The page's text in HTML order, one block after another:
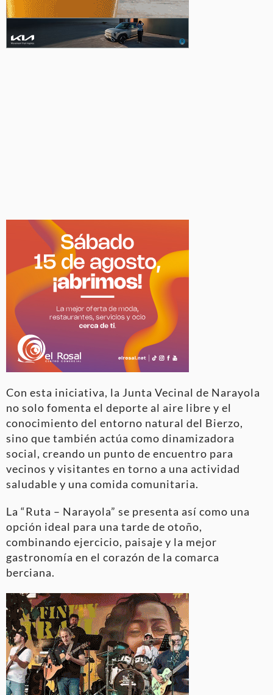
Con esta iniciativa, la Junta Vecinal de Narayola
no solo fomenta el deporte al aire libre y el
conocimiento del entorno natural del Bierzo,
sino que también actúa como dinamizadora
social, creando un punto de encuentro para
vecinos y visitantes en torno a una actividad
saludable y una comida comunitaria.
La “Ruta – Narayola” se presenta así como una
opción ideal para una tarde de otoño,
combinando ejercicio, paisaje y la mejor
gastronomía en el corazón de la comarca
berciana.